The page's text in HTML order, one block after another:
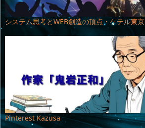
システム思考とWEB創造の頂点・ケテル東京
Pinterest Kazusa